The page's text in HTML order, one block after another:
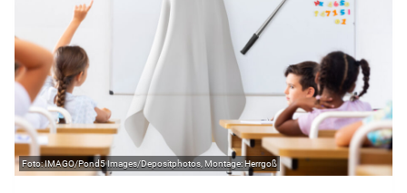
IMAGO/Pond5 Images/Depositphotos, Montage: Herrgoß